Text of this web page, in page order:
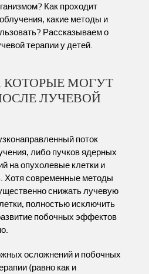
Как проходит
какие методы и
Рассказываем о
терапии у детей.
МОГУТ
ЛУЧЕВОЙ
поток
либо пучков ядерных
на опухолевые клетки и
Хотя современные методы
снижать лучевую
полностью исключить
побочных эффектов
осложнений и побочных
(равно как и